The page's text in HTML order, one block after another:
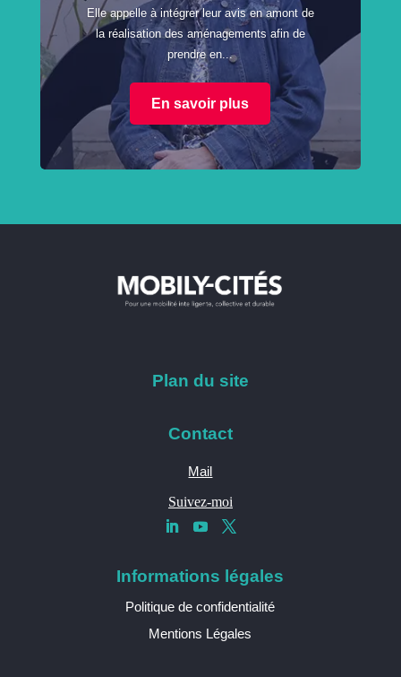
Elle appelle à intégrer leur avis en amont de
la réalisation des aménagements afin de
prendre en...
En savoir plus
Plan du site
Contact
Mail
Suivez-moi
Informations légales
Politique de confidentialité
Mentions Légales